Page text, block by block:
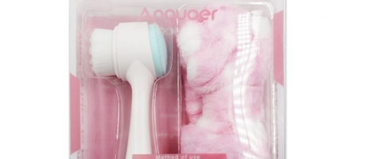
Glazed lip paint peony - l.a gir
49.00